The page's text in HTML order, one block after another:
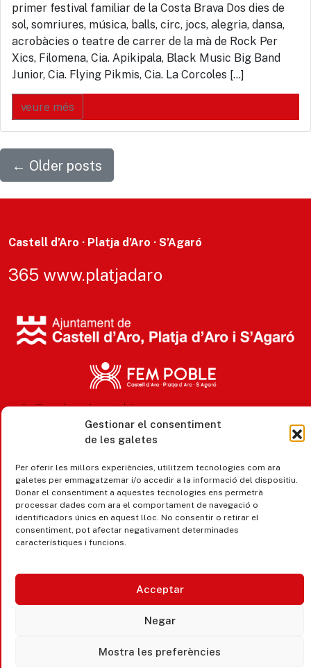
Gestionar el consentiment
de les galetes
Per oferir les millors experiències, utilitzem tecnologies com ara
galetes per emmagatzemar i/o accedir a la informació del dispositiu.
Donar el consentiment a aquestes tecnologies ens permetrà
processar dades com ara el comportament de navegació o
identificadors únics en aquest lloc. No consentir o retirar el
consentiment, pot afectar negativament determinades
característiques i funcions.
Acceptar
Negar
Mostra les preferències
primer festival familiar de la Costa Brava Dos dies de
sol, somriures, música, balls, circ, jocs, alegria, dansa,
acrobàcies o teatre de carrer de la mà de Rock Per
Xics, Filomena, Cia. Apikipala, Black Music Big Band
Junior, Cia. Flying Pikmis, Cia. La Corcoles […]
veure més
← Older posts
Castell d’Aro · Platja d’Aro · S’Agaró
365 www.platjadaro
Accesibilitat
Avís legal, privacitat i cookies
Equipaments municipals